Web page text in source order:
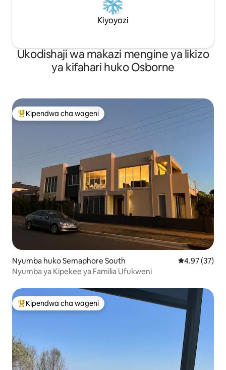
Kiyoyozi
Ukodishaji wa makazi mengine ya likizo
ya kifahari huko Osborne
Kipendwa maarufu cha wageni
Kipendwa cha wageni
Nyumba huko Semaphore South Ukadiriaji wa
4.97 (37)
Nyumba ya Kipekee ya Familia Ufukweni
Kipendwa maarufu cha wageni
Kipendwa cha wageni